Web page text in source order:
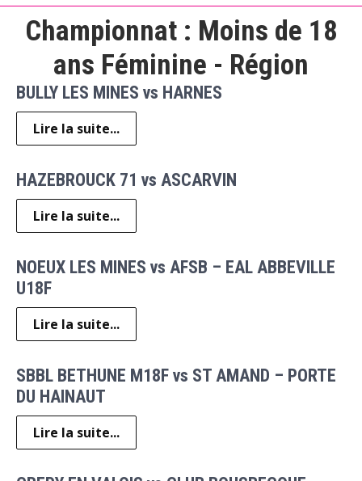
Championnat : Moins de 18
ans Féminine - Région
BULLY LES MINES vs HARNES
Lire la suite...
HAZEBROUCK 71 vs ASCARVIN
Lire la suite...
NOEUX LES MINES vs AFSB – EAL ABBEVILLE
U18F
Lire la suite...
SBBL BETHUNE M18F vs ST AMAND – PORTE
DU HAINAUT
Lire la suite...